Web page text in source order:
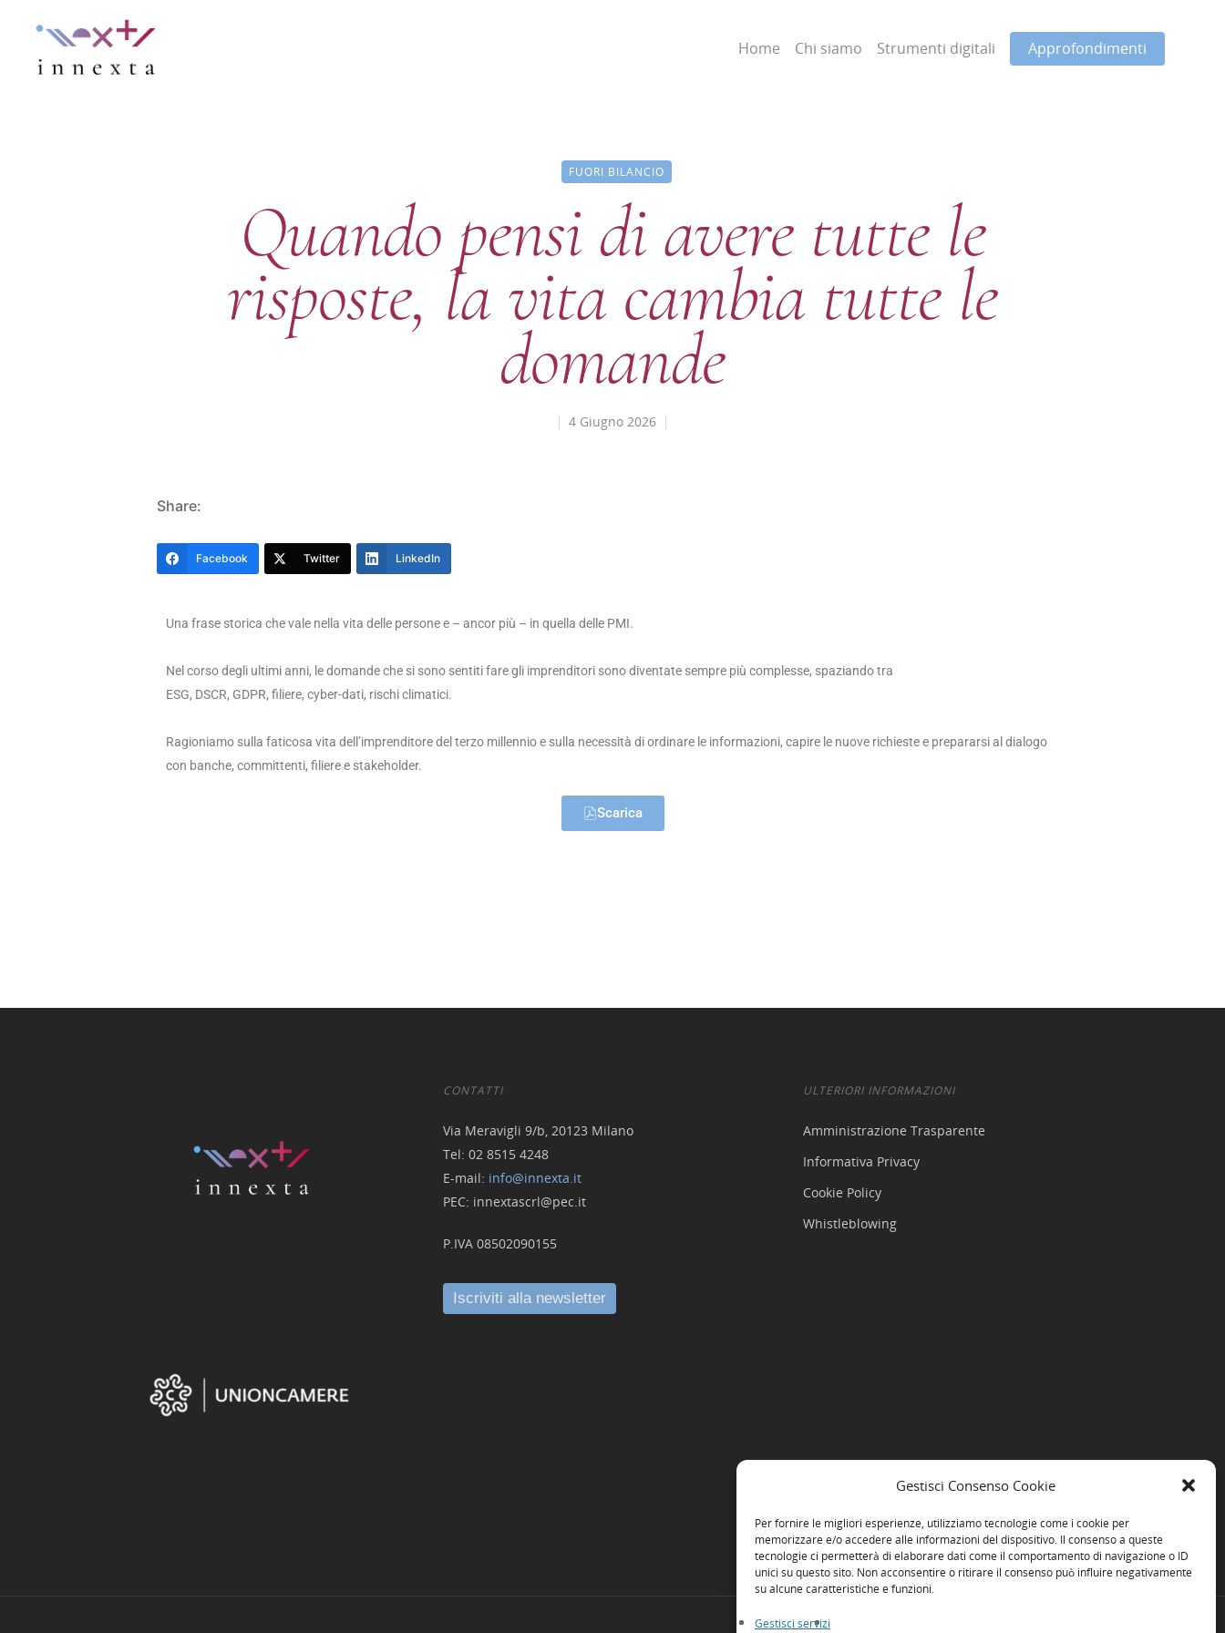
Gestisci Consenso Cookie
Per fornire le migliori esperienze, utilizziamo tecnologie come i cookie per
memorizzare e/o accedere alle informazioni del dispositivo. Il consenso a queste
tecnologie ci permetterà di elaborare dati come il comportamento di navigazione o ID
unici su questo sito. Non acconsentire o ritirare il consenso può influire negativamente
su alcune caratteristiche e funzioni.
Gestisci servizi
Hit enter to search or ESC to close
Home Chi siamo Strumenti digitali Approfondimenti
FUORI BILANCIO
Quando pensi di avere tutte le
risposte, la vita cambia tutte le
domande
4 Giugno 2026
Share:
Facebook Twitter LinkedIn
Una frase storica che vale nella vita delle persone e – ancor più – in quella delle PMI.
Nel corso degli ultimi anni, le domande che si sono sentiti fare gli imprenditori sono diventate sempre più complesse, spaziando tra
ESG, DSCR, GDPR, filiere, cyber-dati, rischi climatici.
Ragioniamo sulla faticosa vita dell’imprenditore del terzo millennio e sulla necessità di ordinare le informazioni, capire le nuove richieste e prepararsi al dialogo
con banche, committenti, filiere e stakeholder.
Scarica
CONTATTI
Via Meravigli 9/b, 20123 Milano
Tel: 02 8515 4248
E-mail: info@innexta.it
PEC: innextascrl@pec.it
P.IVA 08502090155
ULTERIORI INFORMAZIONI
Amministrazione Trasparente
Informativa Privacy
Cookie Policy
Whistleblowing